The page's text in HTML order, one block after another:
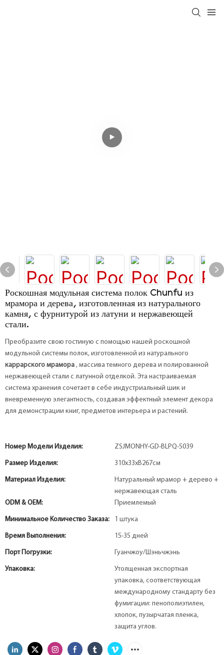
Роскошная модульная система полок Chunfu из
мрамора и дерева, изготовленная из натурального
камня, с фурнитурой из латуни и нержавеющей
стали.
Преобразите свою гостиную с помощью нашей роскошной
модульной системы полок, изготовленной из натурального
каррарского мрамора , массива темного дерева и полированной
нержавеющей стали с латунной отделкой. Эта настраиваемая
система хранения сочетает в себе индустриальный шик и
вневременную элегантность, создавая эффектный элемент декора
для демонстрации книг, предметов интерьера и растений.
Номер Модели Изделия: ZSJMONHY-GD-BLPQ-5039
Размер Изделия: 310х33хВ267см
Материал Изделия:
Натуральный мрамор + дерево +
нержавеющая сталь
ODM & OEM:
Приемлемый
Минимальное Количество Заказа: 1 штука
Время Выполнения: 15-35 дней
Порт Погрузки: Гуанчжоу/Шэньчжэнь
Упаковка:
Утолщенная экспортная
упаковка, соответствующая
международному стандарту без
фумигации: пенополиэтилен,
хлопок, пузырчатая пленка,
защита углов.